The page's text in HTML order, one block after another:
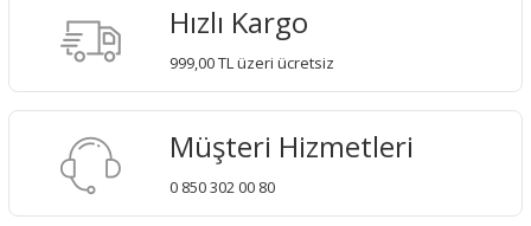
Hızlı Kargo
999,00 TL üzeri ücretsiz
Müşteri Hizmetleri
0 850 302 00 80